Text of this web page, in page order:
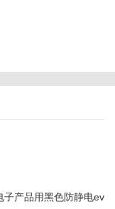
子产品用黑色防静电ev